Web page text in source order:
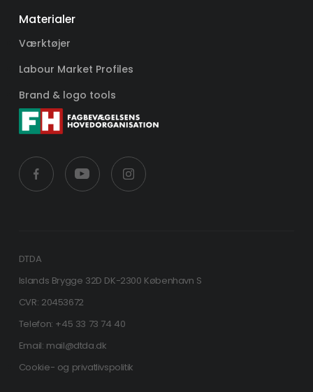
Materialer
Værktøjer
Labour Market Profiles
Brand & logo tools
DTDA
Islands Brygge 32D DK-2300 København S
CVR: 20453672
Telefon: +45 33 73 74 40
Email: mail@dtda.dk
Cookie- og privatlivspolitik